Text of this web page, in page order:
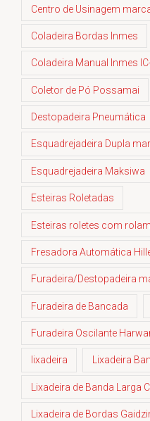
Centro de Usinagem
Coladeira Bordas Inmes
Coladeira Manual Inmes
Coletor de Pó Possamai
Destopadeira Pneumática
Esquadrejadeira Dupla
Esquadrejadeira Maksiwa
Esteiras Roletadas
Esteiras roletes com
Fresadora Automática
Furadeira/Destopadeira
Furadeira de Bancada
Furadeira Oscilante
lixadeira Lixadeira
Lixadeira de Banda Larga
Lixadeira de Bordas